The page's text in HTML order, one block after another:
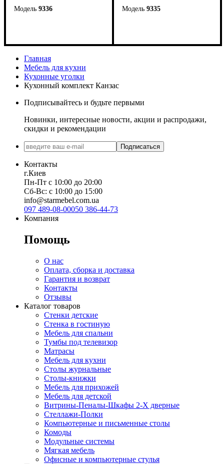
9336
Стол в разложенном
виде-1600 мм
9335
Главная
Мебель для кухни
Кухонные уголки
Кухонный комплект Канзас
Подписывайтесь и будьте первыми
Новинки, интересные новости, акции и распродажи,
скидки и рекомендации
Подписаться
Контакты
г.Киев
Пн-Пт с 10:00 до 20:00
Сб-Вс: с 10:00 до 15:00
info@starmebel.com.ua
097 489-08-00050 386-44-73
Компания
Помощь
О нас
Оплата, сборка и доставка
Гарантия и возврат
Контакты
Отзывы
Каталог товаров
Стенки детские
Стенка в гостиную
Мебель для спальни
Тумбы под телевизор
Матрасы
Мебель для кухни
Столы журнальные
Столы-книжки
Мебель для прихожей
Мебель для детской
Витрины-Пеналы-Шкафы 2-Х дверные
Стеллажи-Полки
Компьютерные и письменные столы
Комоды
Модульные системы
Мягкая мебель
Офисные и компьютерные стулья